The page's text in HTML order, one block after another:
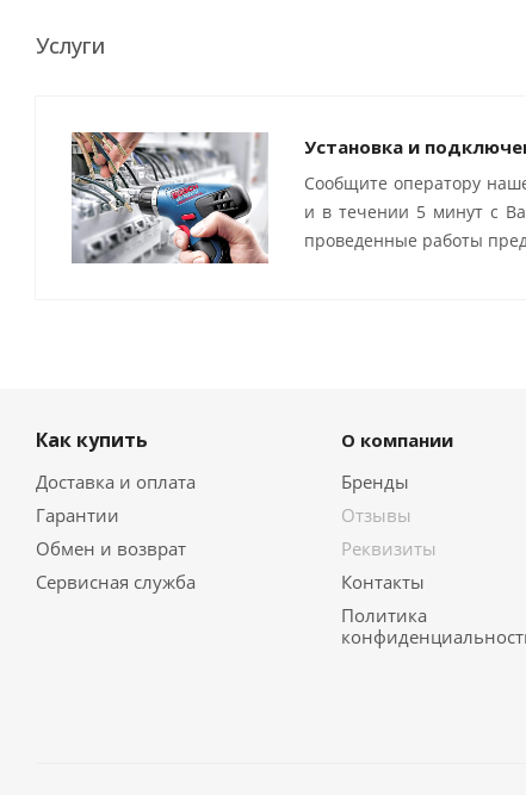
Услуги
Установка и
Сообщите оператору
и в течении 5 минут с
проведенные работы
Как купить
Доставка и оплата
Гарантии
Обмен и возврат
Сервисная служба
О компании
Бренды
Отзывы
Реквизиты
Контакты
Политика